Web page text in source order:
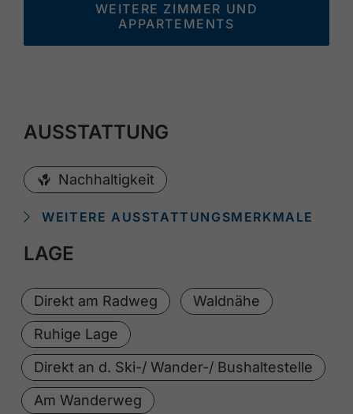
WEITERE ZIMMER UND
APPARTEMENTS
AUSSTATTUNG
Nachhaltigkeit
WEITERE AUSSTATTUNGSMERKMALE
LAGE
Direkt am Radweg
Waldnähe
Ruhige Lage
Direkt an d. Ski-/ Wander-/ Bushaltestelle
Am Wanderweg